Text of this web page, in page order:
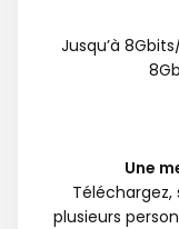
Jusqu’à
Une
plusieurs